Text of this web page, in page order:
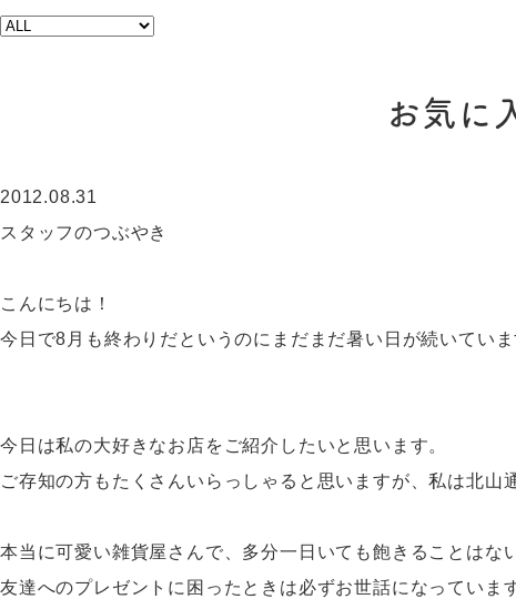
お気に
2012.08.31
スタッフのつぶやき
こんにちは！
今日で8月も終わりだというのにまだまだ暑い日が続いていま
今日は私の大好きなお店をご紹介したいと思います。
ご存知の方もたくさんいらっしゃると思いますが、私は北山
本当に可愛い雑貨屋さんで、多分一日いても飽きることはな
友達へのプレゼントに困ったときは必ずお世話になっていま